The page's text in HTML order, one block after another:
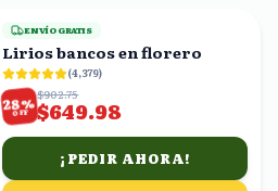
ENVÍO GRATIS
Lirios bancos en florero
(4,379)
28%
OFF
$902.75
$649.98
¡PEDIR AHORA!